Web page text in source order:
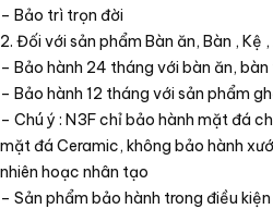
– Bảo trì trọn đời
2. Đối với sản phẩm Bàn ăn, Bàn , Kệ
– Bảo hành 24 tháng với bàn ăn, bàn
– Bảo hành 12 tháng với sản phẩm
– Chú ý : N3F chỉ bảo hành mặt đá
mặt đá Ceramic, không bảo hành
nhiên hoạc nhân tạo
– Sản phẩm bảo hành trong điều